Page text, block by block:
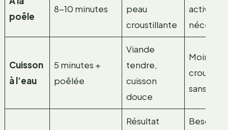
poêle
8-10 minutes
peau
croustillante
active
Cuisson
à l’eau
5 minutes +
poêlée
Viande
tendre,
cuisson
douce
Moins de
sans
Résultat
Besoins